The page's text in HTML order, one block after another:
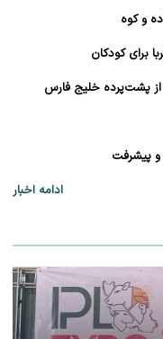
و کوه
برای کودکان
از پشت‌پرده خلیج فارس
پیشرفت
ادامه اخبار